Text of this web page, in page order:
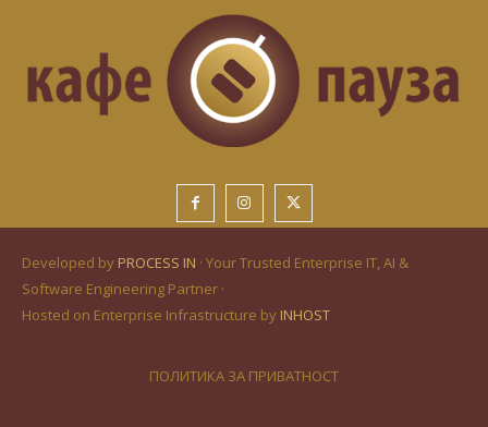
Developed by PROCESS IN · Your Trusted Enterprise IT, AI &
Software Engineering Partner ·
Hosted on Enterprise Infrastructure by INHOST
ПОЛИТИКА ЗА ПРИВАТНОСТ